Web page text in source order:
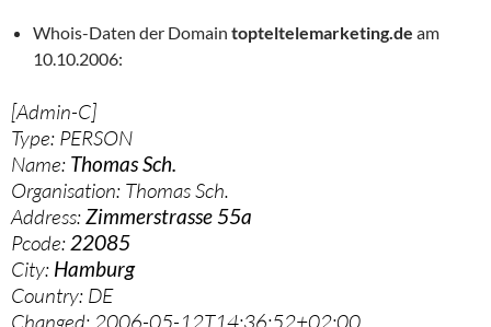
Whois-Daten der Domain topteltelemarketing.de am
10.10.2006:
[Admin-C]
Type: PERSON
Name: Thomas Sch.
Organisation: Thomas Sch.
Address:Zimmerstrasse 55a
Pcode: 22085
City: Hamburg
Country: DE